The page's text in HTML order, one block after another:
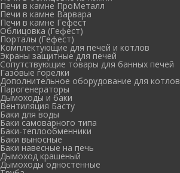
Печи в камне ПроМеталл
Печи в камне Варвара
Печи в камне Гефест
Облицовка (Гефест)
Порталы (Гефест)
Комплектующие для печей и котлов
Экраны защитные для печей
Сопутствующие товары для банных печей
Газовые горелки
Дополнительное оборудование для котлов
Парогенераторы
Дымоходы и баки
Вентиляция Басту
Баки для воды
Баки самоварного типа
Баки-теплообменники
Баки выносные
Баки навесные на печь
Дымоход крашеный
Дымоходы одностенные